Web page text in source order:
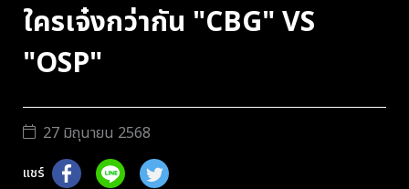
ใครเจ๋งกว่ากัน "CBG" VS
"OSP"
27 มิถุนายน 2568
แชร์